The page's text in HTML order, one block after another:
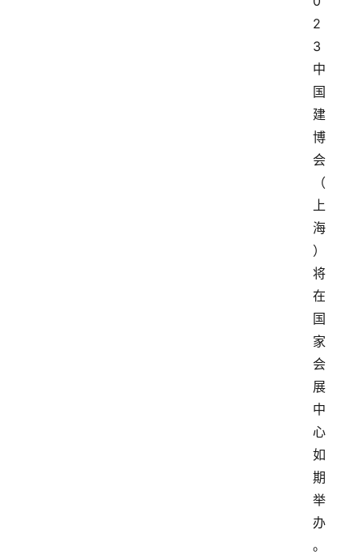
2
3
中
国
建
博
会
（
上
海
）
将
在
国
家
会
展
中
心
如
期
举
办
。